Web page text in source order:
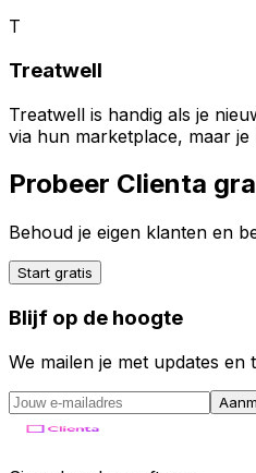
T
Treatwell
Treatwell is handig als je
via hun marketplace, maar je
Probeer Clienta
Behoud je eigen klanten en
Start gratis
Blijf op de hoogte
We mailen je met updates en